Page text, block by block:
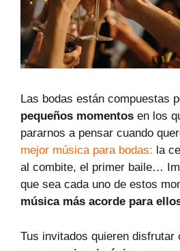
Las bodas están compuestas
pequeños momentos en los
pararnos a pensar cuando
mejor música para bodas: la
al combite, el primer baile…
que sea cada uno de estos
música más acorde para
Tus invitados quieren disfrutar